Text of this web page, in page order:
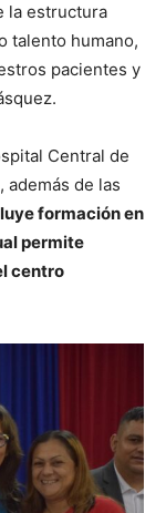
la estructura
talento humano,
pacientes y
Central de
además de las
formación en
permite
centro